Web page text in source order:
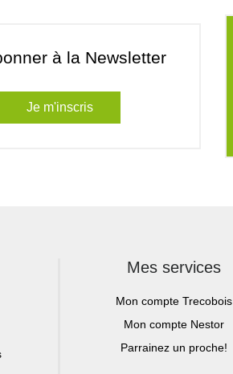
à la Newsletter
Je m'inscris
Mes services
Mon compte Trecobois
Mon compte Nestor
Parrainez un proche!